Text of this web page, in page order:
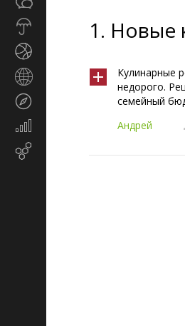
Прогноз
финансы
1. Новые
Кулинарные
недорого.
семейный
Андрей